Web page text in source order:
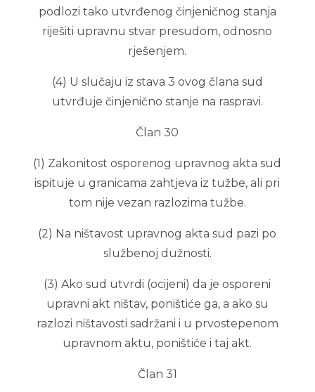
podlozi tako utvrđenog činjeničnog stanja
riješiti upravnu stvar presudom, odnosno
rješenjem.
(4) U slučaju iz stava 3 ovog člana sud
utvrđuje činjenično stanje na raspravi.
Član 30
(1) Zakonitost osporenog upravnog akta sud
ispituje u granicama zahtjeva iz tužbe, ali pri
tom nije vezan razlozima tužbe.
(2) Na ništavost upravnog akta sud pazi po
službenoj dužnosti.
(3) Ako sud utvrdi (ocijeni) da je osporeni
upravni akt ništav, poništiće ga, a ako su
razlozi ništavosti sadržani i u prvostepenom
upravnom aktu, poništiće i taj akt.
Član 31